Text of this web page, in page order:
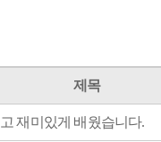
제목
재미있게 배웠습니다.